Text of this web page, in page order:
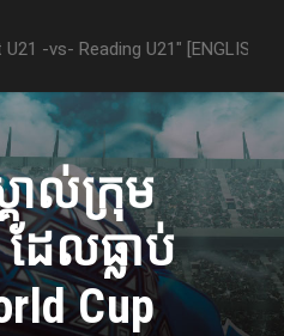
U21" [ENGLISH
ាល់ក្រុម​
ែល​ធ្លាប់​
Cup